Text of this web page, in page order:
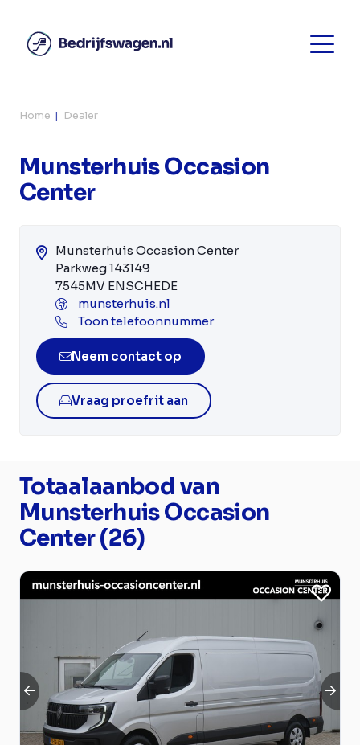
Home Dealer
Munsterhuis Occasion
Center
Munsterhuis Occasion Center
Parkweg 143149
7545MV ENSCHEDE
munsterhuis.nl
Toon telefoonnummer
Neem contact op
Vraag proefrit aan
Totaalaanbod van
Munsterhuis Occasion
Center (26)